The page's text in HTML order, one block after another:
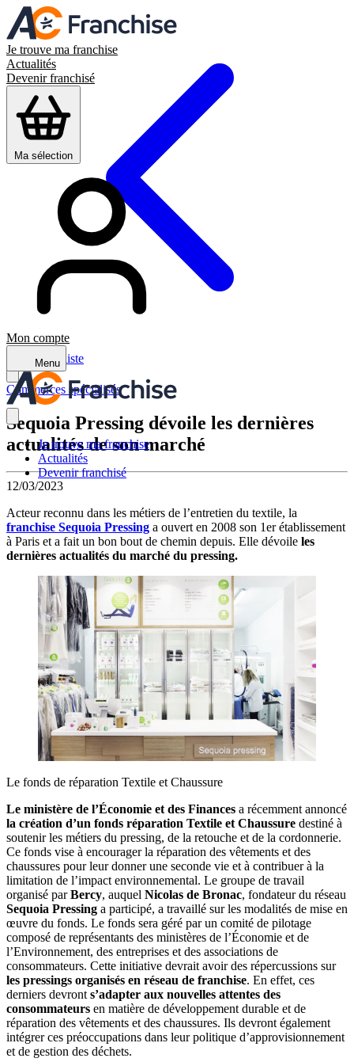
Je trouve ma franchise
Actualités
Devenir franchisé
Ma sélection
Mon compte
Menu
Je trouve ma franchise
Actualités
Devenir franchisé
Retour à la liste
Commerces spécialisés
Sequoia Pressing dévoile les dernières
actualités de son marché
12/03/2023
Acteur reconnu dans les métiers de l’entretien du textile, la
franchise Sequoia Pressing a ouvert en 2008 son 1er établissement
à Paris et a fait un bon bout de chemin depuis. Elle dévoile les
dernières actualités du marché du pressing.
Le fonds de réparation Textile et Chaussure
Le ministère de l’Économie et des Finances a récemment annoncé
la création d’un fonds réparation Textile et Chaussure destiné à
soutenir les métiers du pressing, de la retouche et de la cordonnerie.
Ce fonds vise à encourager la réparation des vêtements et des
chaussures pour leur donner une seconde vie et à contribuer à la
limitation de l’impact environnemental. Le groupe de travail
organisé parBercy, auquel Nicolas de Bronac, fondateur du réseau
Sequoia Pressing a participé, a travaillé sur les modalités de mise en
œuvre du fonds. Le fonds sera géré par un comité de pilotage
composé de représentants des ministères de l’Économie et de
l’Environnement, des entreprises et des associations de
consommateurs. Cette initiative devrait avoir des répercussions sur
les pressings organisés en réseau de franchise. En effet, ces
derniers devront s’adapter aux nouvelles attentes des
consommateurs en matière de développement durable et de
réparation des vêtements et des chaussures. Ils devront également
intégrer ces préoccupations dans leur politique d’approvisionnement
et de gestion des déchets.